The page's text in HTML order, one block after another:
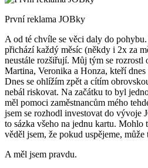
První reklama JOBky
A od té chvíle se věci daly do
přichází každý měsíc (někdy i 2x za
neustále rozšiřují. Můj tým se rozrostl
Martina, Veronika a Honza, kteří
Dnes se ohlížím zpět a cítím
nebál riskovat. Na začátku to byl
měl pomoci zaměstnancům mého
jsem se rozhodl investovat do vývoje
to sázka všeho na jednu kartu. Mohlo
věděl jsem, že pokud uspějeme,
A měl jsem pravdu.